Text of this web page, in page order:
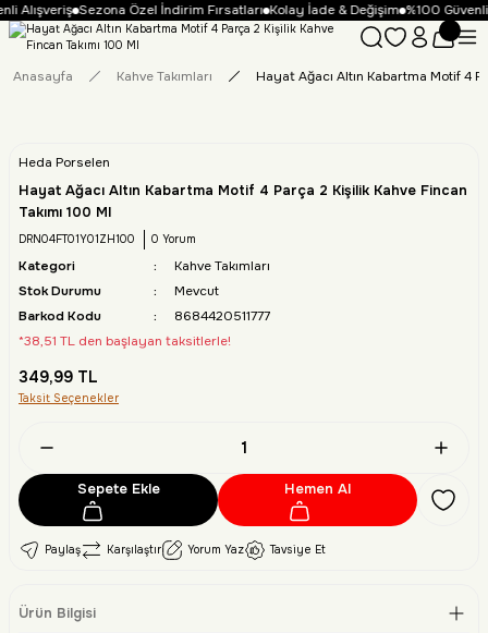
Alışveriş Sezona Özel İndirim Fırsatları Kolay İade & Değişim %100 Güvenli
Anasayfa Kahve Takımları Hayat Ağacı Altın Kabartma Motif 4
Heda Porselen
Hayat Ağacı Altın Kabartma Motif 4 Parça 2 Kişilik Kahve Fincan
Takımı 100 Ml
DRN04FT01Y01ZH100 0 Yorum
Kategori
Kahve Takımları
Stok Durumu
Mevcut
Barkod Kodu
8684420511777
*38,51 TL den başlayan taksitlerle!
349,99 TL
Taksit Seçenekler
Sepete Ekle Hemen Al
Paylaş Karşılaştır Yorum Yaz Tavsiye Et
Ürün Bilgisi